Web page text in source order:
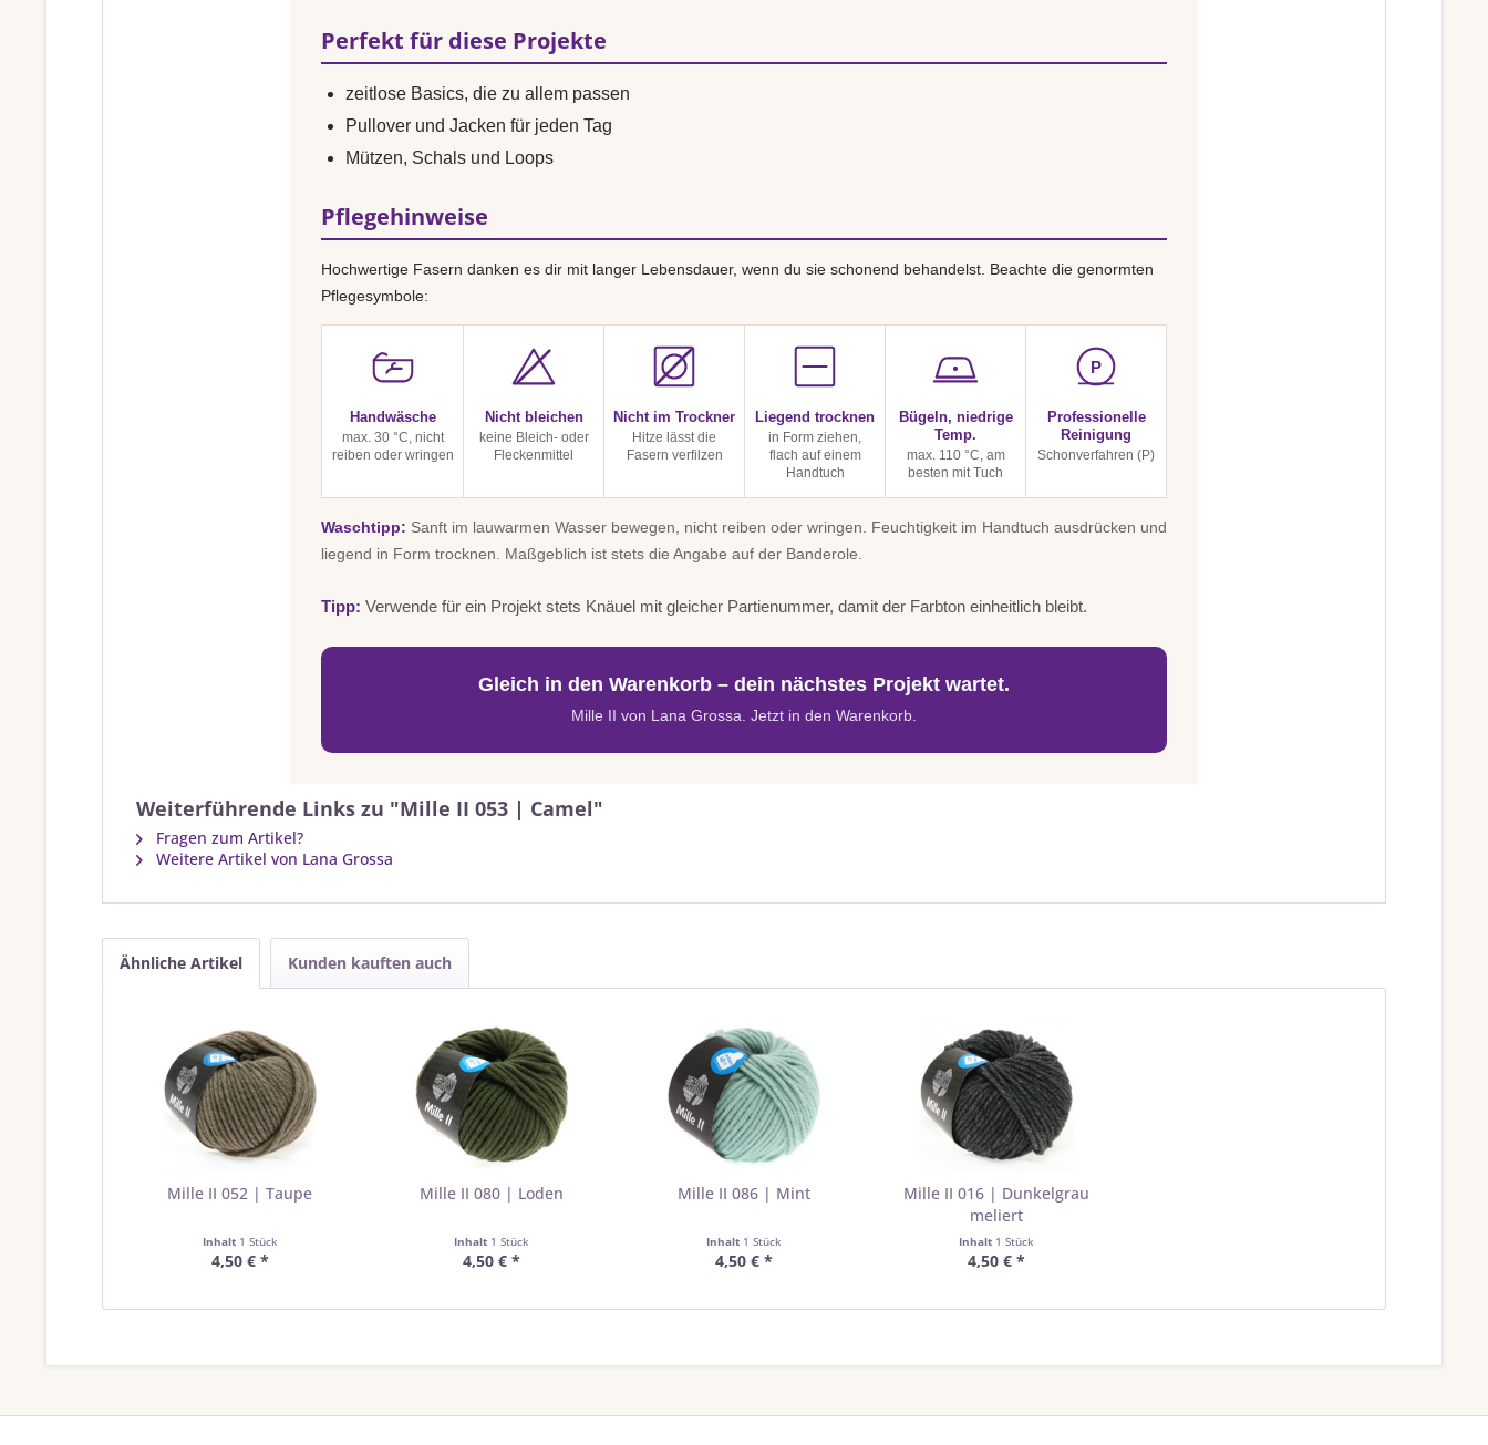
Perfekt für diese Projekte
zeitlose Basics, die zu allem passen
Pullover und Jacken für jeden Tag
Mützen, Schals und Loops
Pflegehinweise
Hochwertige Fasern danken es dir mit langer Lebensdauer, wenn du sie schonend behandelst. Beachte die genormten
Pflegesymbole:
Handwäsche
max. 30 °C, nicht
reiben oder wringen
Nicht bleichen
keine Bleich- oder
Fleckenmittel
Nicht im Trockner
Hitze lässt die
Fasern verfilzen
Liegend trocknen
in Form ziehen,
flach auf einem
Handtuch
Bügeln, niedrige
Temp.
max. 110 °C, am
besten mit Tuch
P
Professionelle
Reinigung
Schonverfahren (P)
Waschtipp: Sanft im lauwarmen Wasser bewegen, nicht reiben oder wringen. Feuchtigkeit im Handtuch ausdrücken und
liegend in Form trocknen. Maßgeblich ist stets die Angabe auf der Banderole.
Tipp: Verwende für ein Projekt stets Knäuel mit gleicher Partienummer, damit der Farbton einheitlich bleibt.
Gleich in den Warenkorb – dein nächstes Projekt wartet.
Mille II von Lana Grossa. Jetzt in den Warenkorb.
Weiterführende Links zu "Mille II 053 | Camel"
Fragen zum Artikel?
Weitere Artikel von Lana Grossa
Ähnliche Artikel Kunden kauften auch
Mille II 052 | Taupe
Inhalt 1 Stück
4,50 € *
Mille II 080 | Loden
Inhalt 1 Stück
4,50 € *
Mille II 086 | Mint
Inhalt 1 Stück
4,50 € *
Mille II 016 | Dunkelgrau
meliert
Inhalt 1 Stück
4,50 € *